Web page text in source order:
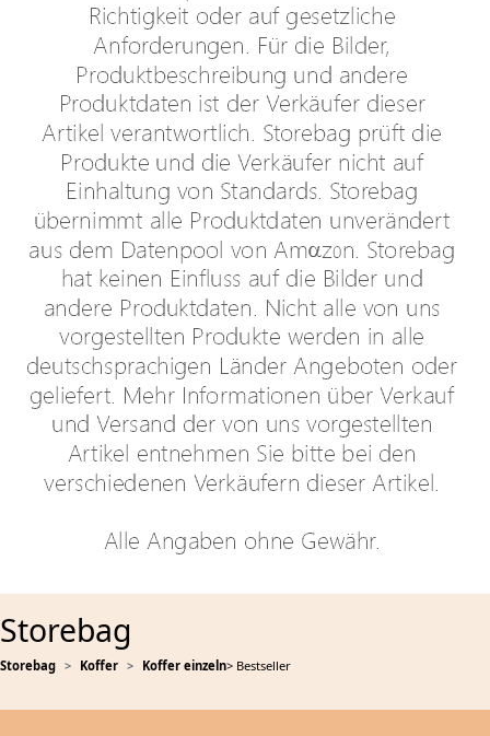
Storebag
Storebag Koffer Koffer einzeln> Bestseller